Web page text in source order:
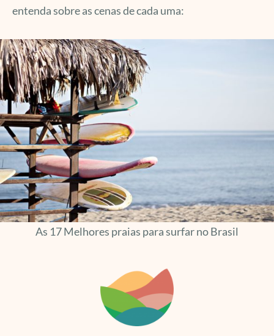
entenda sobre as cenas de cada uma:
As 17 Melhores praias para surfar no Brasil